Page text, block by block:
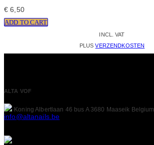
€ 6,50
ADD TO CART
INCL. VAT
PLUSVERZENDKOSTEN
ALTA VOF
Koning Albertlaan 46 bus A 3680 Maaseik Belgium
info@altanails.be